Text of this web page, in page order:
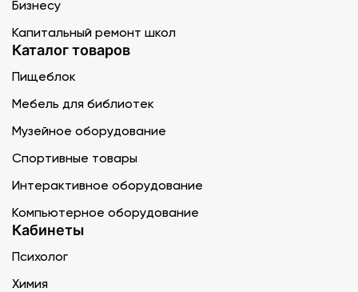
Бизнесу
Капитальный ремонт школ
Каталог товаров
Пищеблок
Мебель для библиотек
Музейное оборудование
Спортивные товары
Интерактивное оборудование
Компьютерное оборудование
Кабинеты
Психолог
Химия